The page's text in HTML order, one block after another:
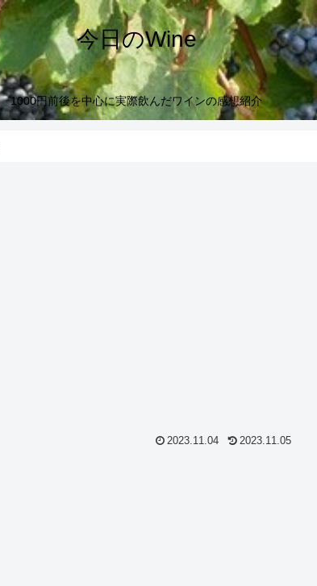
今日のWine
1000円前後を中心に実際飲んだワインの感想紹介
2023.11.04 2023.11.05